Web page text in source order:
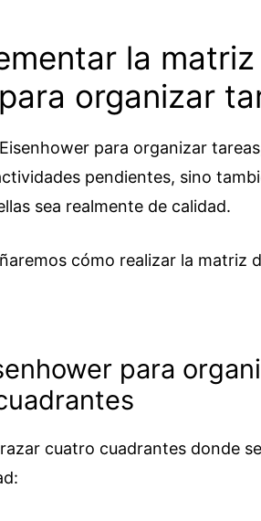
la
organizar
para organizar
pendientes, sino
sea realmente de calidad.
cómo realizar la matriz
para
cuatro cuadrantes donde